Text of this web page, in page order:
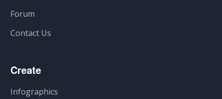
Forum
Contact Us
Create
Infographics